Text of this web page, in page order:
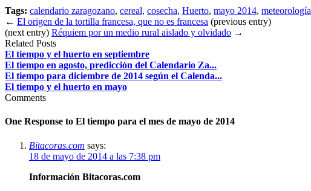
Tags: calendario zaragozano, cereal, cosecha, Huerto, mayo 2014, meteorología
← El origen de la tortilla francesa, que no es francesa (previous entry)
(next entry) Réquiem por un medio rural aislado y olvidado →
Related Posts
El tiempo y el huerto en septiembre
El tiempo en agosto, predicción del Calendario Za...
El tiempo para diciembre de 2014 según el Calenda...
El tiempo y el huerto en mayo
Comments
One Response to El tiempo para el mes de mayo de 2014
Bitacoras.com says:
18 de mayo de 2014 a las 7:38 pm
Información Bitacoras.com